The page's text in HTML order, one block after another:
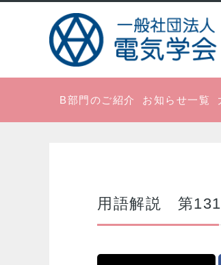
B部門のご紹介 お知らせ一覧
用語解説 第131